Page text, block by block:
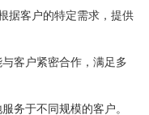
据客户的特定需求，提供
客户紧密合作，满足多
务于不同规模的客户。